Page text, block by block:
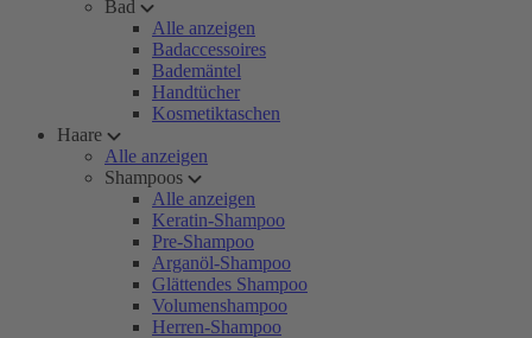
Bad
Alle anzeigen
Badaccessoires
Bademäntel
Handtücher
Kosmetiktaschen
Haare
Alle anzeigen
Shampoos
Alle anzeigen
Keratin-Shampoo
Pre-Shampoo
Arganöl-Shampoo
Glättendes Shampoo
Volumenshampoo
Herren-Shampoo